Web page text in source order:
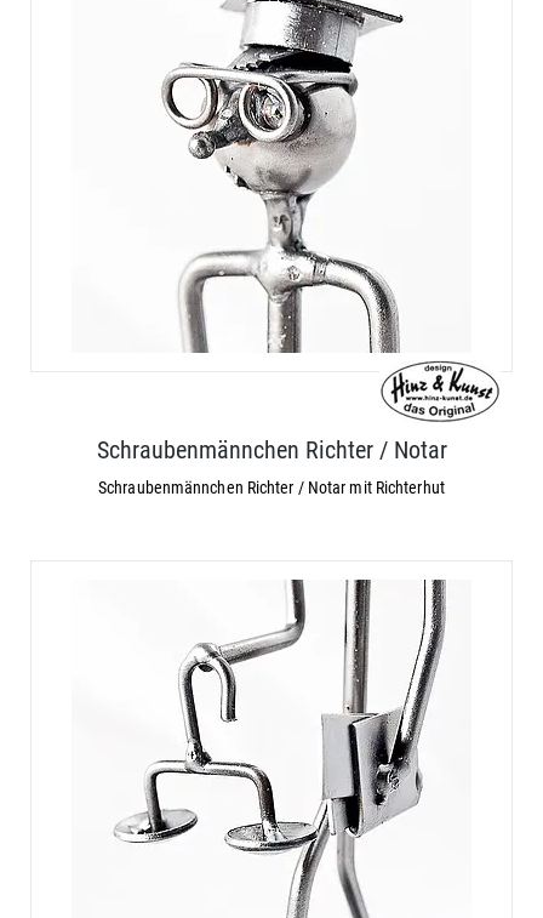
Schraubenmännchen Richter / Notar
Schraubenmännchen Richter / Notar mit Richterhut